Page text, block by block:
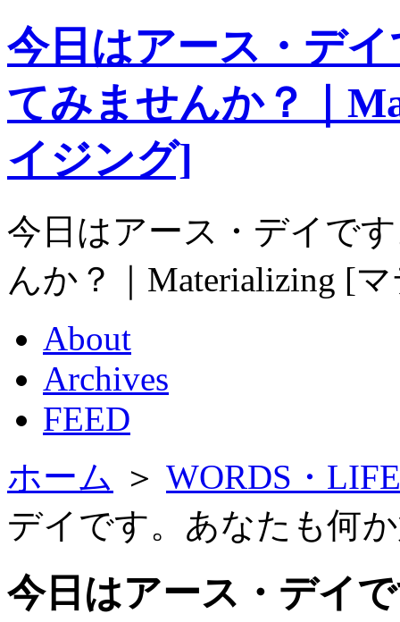
今日はアース・デ
てみませんか？｜
イジング]
今日はアース・デイで
んか？｜Materializing [
About
Archives
FEED
ホーム ＞ WORDS・
デイです。あなたも何
今日はアース・デイ